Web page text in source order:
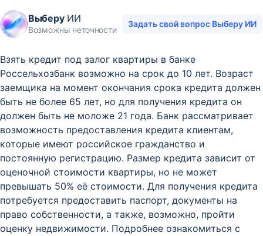
ВыберуИИ
Возможны неточности
Задать свой вопрос Выберу ИИ
Взять кредит под залог квартиры в банке
Россельхозбанк возможно на срок до 10 лет. Возраст
заемщика на момент окончания срока кредита должен
быть не более 65 лет, но для получения кредита он
должен быть не моложе 21 года. Банк рассматривает
возможность предоставления кредита клиентам,
которые имеют российское гражданство и
постоянную регистрацию. Размер кредита зависит от
оценочной стоимости квартиры, но не может
превышать 50% её стоимости. Для получения кредита
потребуется предоставить паспорт, документы на
право собственности, а также, возможно, пройти
оценку недвижимости. Подробнее ознакомиться с